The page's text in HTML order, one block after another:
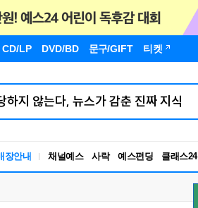
CD/LP DVD/BD 문구/GIFT 티켓
장안내 채널예스 사락 예스펀딩 클래스24